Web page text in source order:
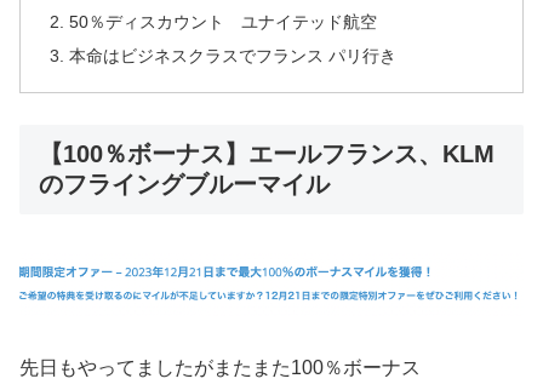
50％ディスカウント ユナイテッド航空
本命はビジネスクラスでフランス パリ行き
【100％ボーナス】エールフランス、KLM
のフライングブルーマイル
先日もやってましたがまたまた100％ボーナス